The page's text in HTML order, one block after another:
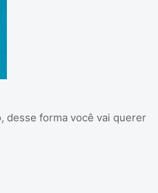
desse forma você vai querer